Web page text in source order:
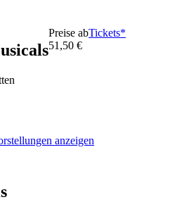
Preise ab
51,50 €
Tickets*
anzeigen